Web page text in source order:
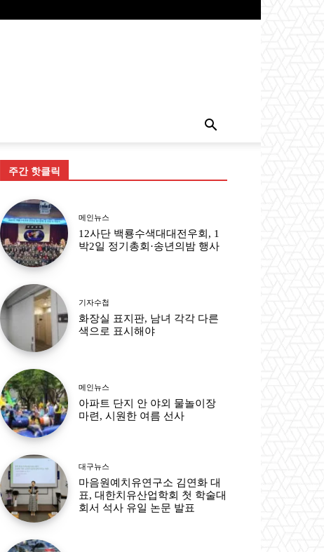
주간 핫클릭
메인뉴스
12사단 백룡수색대대전우회, 1
박2일 정기총회·송년의밤 행사
기자수첩
화장실 표지판, 남녀 각각 다른
색으로 표시해야
메인뉴스
아파트 단지 안 야외 물놀이장
마련, 시원한 여름 선사
대구뉴스
마음원예치유연구소 김연화 대
표, 대한치유산업학회 첫 학술대
회서 석사 유일 논문 발표